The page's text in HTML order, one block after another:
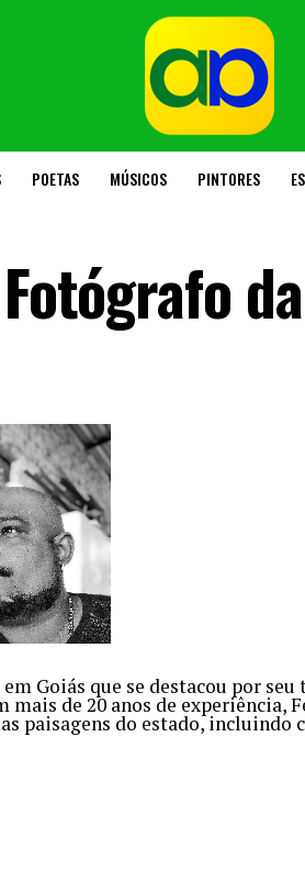
POETAS MÚSICOS PINTORES
Goiás que se destacou por seu
de 20 anos de experiência,
paisagens do estado, incluindo